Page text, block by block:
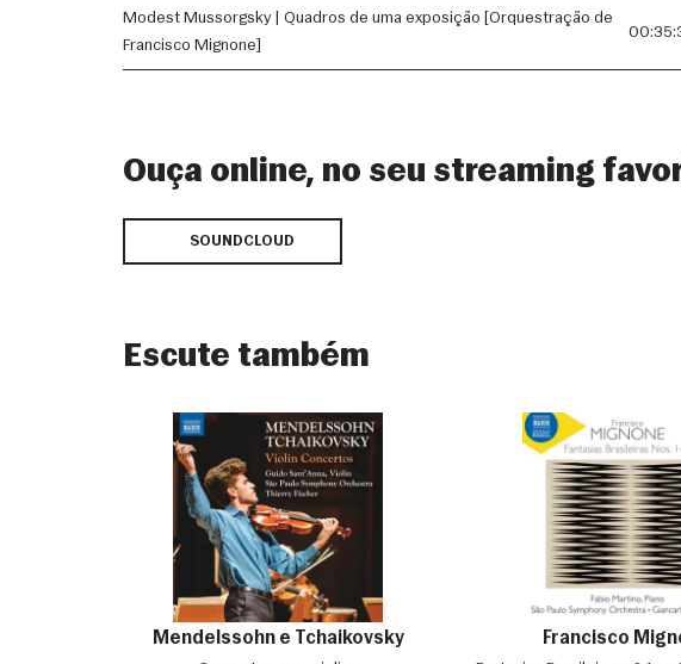
Modest Mussorgsky | Quadros de uma exposição [Orquestração de
Francisco Mignone]
Ouça online, no seu streaming
SOUNDCLOUD
Escute também
Mendelssohn e Tchaikovsky Francisco